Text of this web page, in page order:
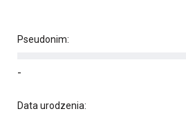
Pseudonim:
-
Data urodzenia: